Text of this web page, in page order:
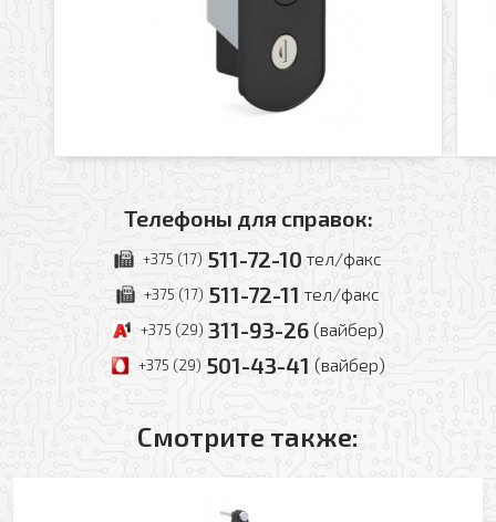
Телефоны для справок:
+375 (17) 511-72-10 тел/факс
+375 (17) 511-72-11 тел/факс
+375 (29) 311-93-26 (вайбер)
+375 (29) 501-43-41 (вайбер)
Смотрите также:
Заказать обратный звонок
Ваше имя
Ваше имя
Ваш телефон